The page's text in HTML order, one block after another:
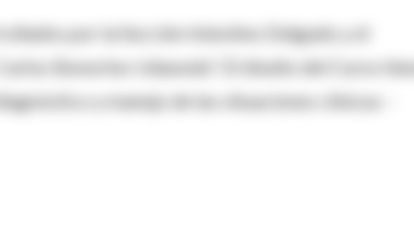
por la Sección Intestino Delgado y el
Bonorino Udaondo”. El diseño del Curso
y manejo de las situaciones clínicas –